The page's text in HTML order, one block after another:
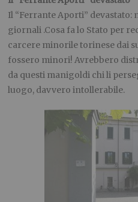
Il “Ferrante Aporti”
giornali .Cosa fa lo Stato per
carcere minorile torinese dai
fossero minori! Avrebbero
da questi manigoldi chi li
luogo, davvero intollerabile.